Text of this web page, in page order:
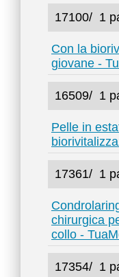
17100/ 1
Con la
giovane -
16509/ 1
Pelle in
17361/ 1
chirurgica
collo -
17354/ 1